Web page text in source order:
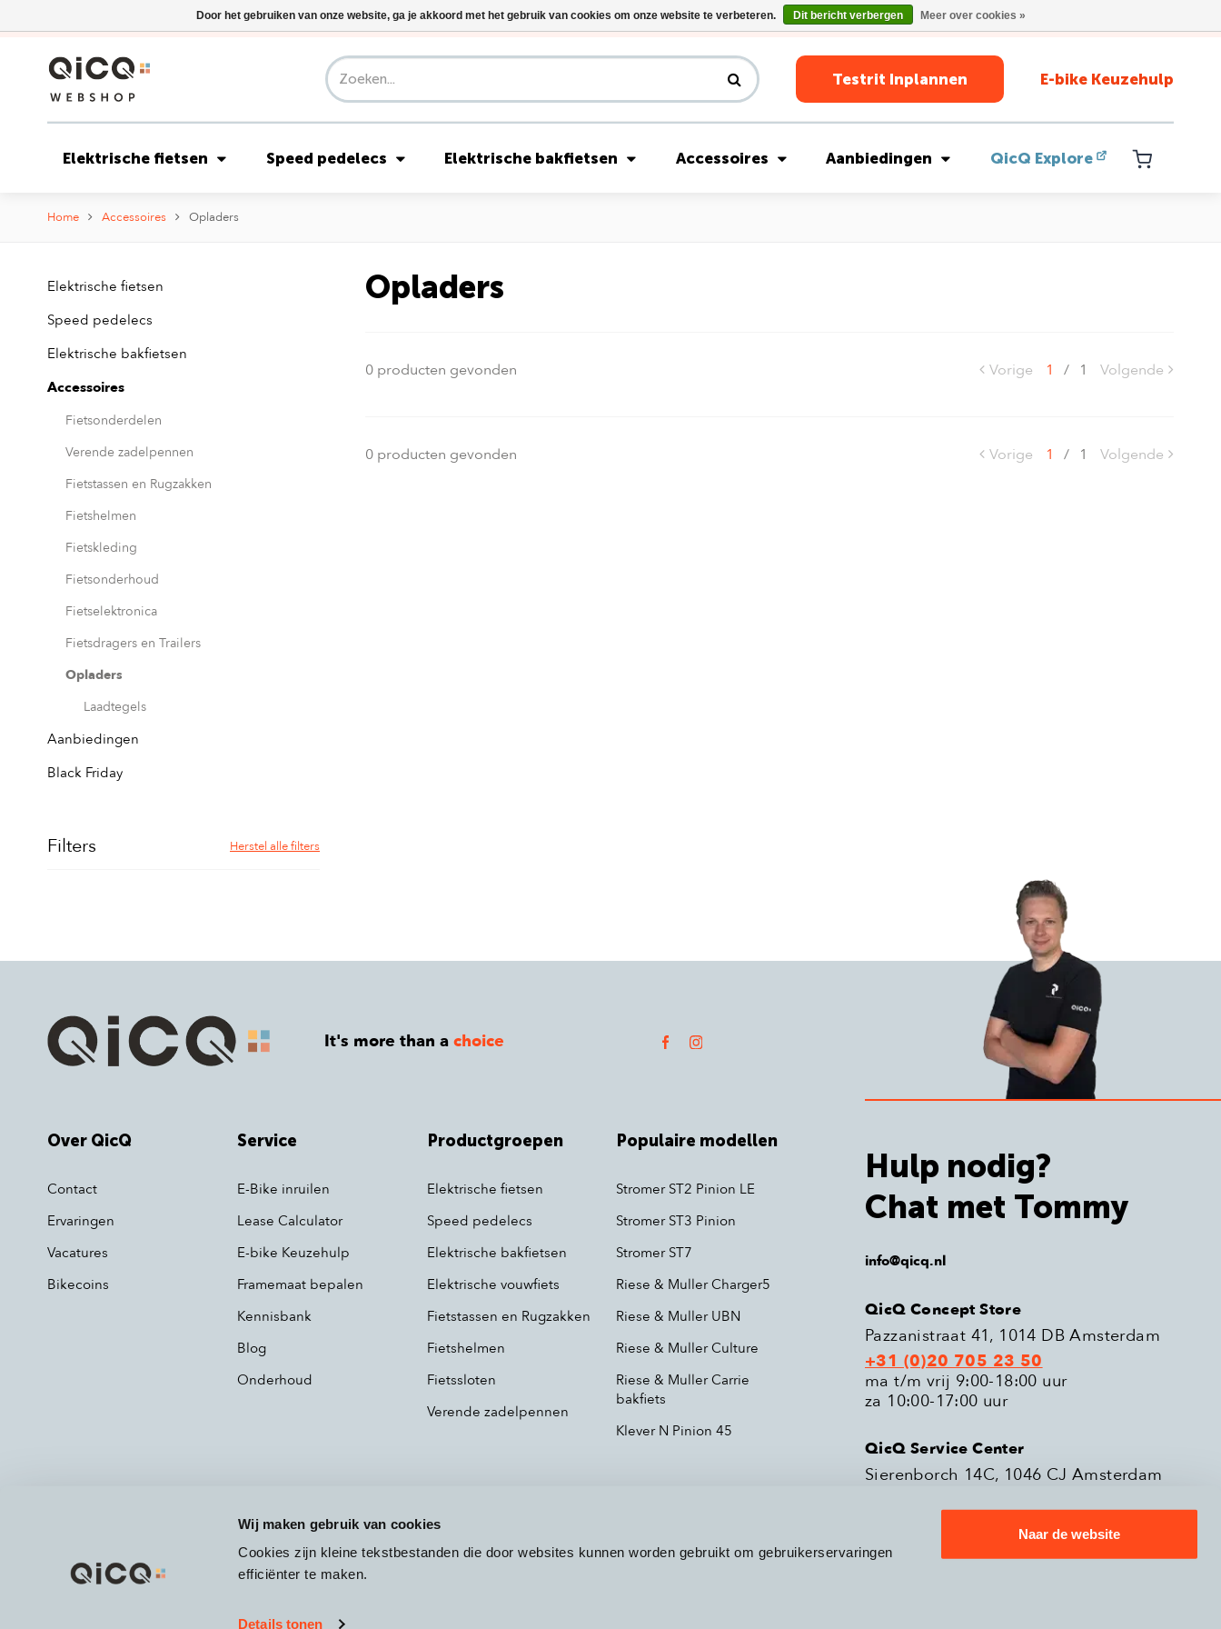
Wij maken gebruik van cookies
Cookies zijn kleine tekstbestanden die door websites kunnen worden gebruikt om gebruikerservaringen
efficiënter te maken.
Details tonen
Naar de website
Riese & Müller Nevo5 Silent Core nu direct uit voorraad leverbaar!
Testrit Inplannen E-bike Keuzehulp
Elektrische fietsen Speed pedelecs Elektrische bakfietsen Accessoires Aanbiedingen QicQ Explore
Home Accessoires Opladers
Elektrische fietsen
Speed pedelecs
Elektrische bakfietsen
Accessoires
Fietsonderdelen
Verende zadelpennen
Fietstassen en Rugzakken
Fietshelmen
Fietskleding
Fietsonderhoud
Fietselektronica
Fietsdragers en Trailers
Opladers
Laadtegels
Aanbiedingen
Black Friday
Filters Herstel alle filters
Opladers
0 producten gevonden Vorige 1 / 1 Volgende
0 producten gevonden Vorige 1 / 1 Volgende
It's more than achoice
Over QicQ
Contact
Ervaringen
Vacatures
Bikecoins
Service
E-Bike inruilen
Lease Calculator
E-bike Keuzehulp
Framemaat bepalen
Kennisbank
Blog
Onderhoud
Productgroepen
Elektrische fietsen
Speed pedelecs
Elektrische bakfietsen
Elektrische vouwfiets
Fietstassen en Rugzakken
Fietshelmen
Fietssloten
Verende zadelpennen
Populaire modellen
Stromer ST2 Pinion LE
Stromer ST3 Pinion
Stromer ST7
Riese & Muller Charger5
Riese & Muller UBN
Riese & Muller Culture
Riese & Muller Carrie
bakfiets
Klever N Pinion 45
Hulp nodig?
Chat met Tommy
info@qicq.nl
QicQ Concept Store
Pazzanistraat 41, 1014 DB Amsterdam
+31 (0)20 705 23 50
ma t/m vrij 9:00-18:00 uur
za 10:00-17:00 uur
QicQ Service Center
Sierenborch 14C, 1046 CJ Amsterdam
Door het gebruiken van onze website, ga je akkoord met het gebruik van cookies om onze website te verbeteren. Dit bericht verbergen Meer over cookies »